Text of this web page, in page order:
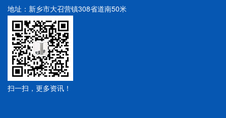
地址：新乡市大召营镇308省道南50米
扫一扫，更多资讯！